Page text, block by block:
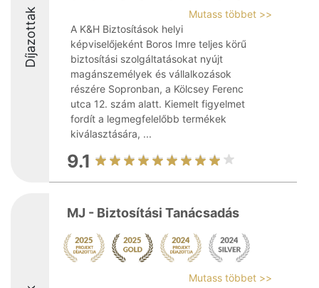
Díjazottak
Mutass többet >>
A K&H Biztosítások helyi
képviselőjeként Boros Imre teljes körű
biztosítási szolgáltatásokat nyújt
magánszemélyek és vállalkozások
részére Sopronban, a Kölcsey Ferenc
utca 12. szám alatt. Kiemelt figyelmet
fordít a legmegfelelőbb termékek
kiválasztására, ...
9.1
MJ - Biztosítási Tanácsadás
Mutass többet >>